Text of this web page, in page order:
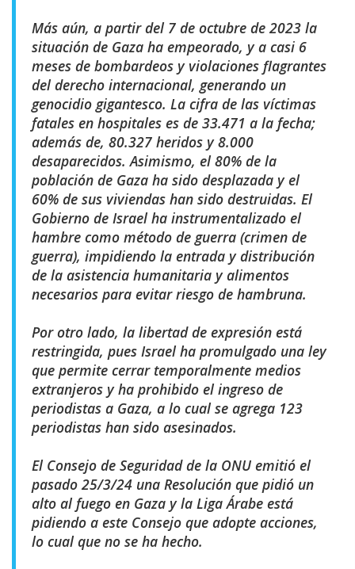
Más aún, a partir del 7 de octubre de 2023 la
situación de Gaza ha empeorado, y a casi 6
meses de bombardeos y violaciones flagrantes
del derecho internacional, generando un
genocidio gigantesco. La cifra de las víctimas
fatales en hospitales es de 33.471 a la fecha;
además de, 80.327 heridos y 8.000
desaparecidos. Asimismo, el 80% de la
población de Gaza ha sido desplazada y el
60% de sus viviendas han sido destruidas. El
Gobierno de Israel ha instrumentalizado el
hambre como método de guerra (crimen de
guerra), impidiendo la entrada y distribución
de la asistencia humanitaria y alimentos
necesarios para evitar riesgo de hambruna.
Por otro lado, la libertad de expresión está
restringida, pues Israel ha promulgado una ley
que permite cerrar temporalmente medios
extranjeros y ha prohibido el ingreso de
periodistas a Gaza, a lo cual se agrega 123
periodistas han sido asesinados.
El Consejo de Seguridad de la ONU emitió el
pasado 25/3/24 una Resolución que pidió un
alto al fuego en Gaza y la Liga Árabe está
pidiendo a este Consejo que adopte acciones,
lo cual que no se ha hecho.